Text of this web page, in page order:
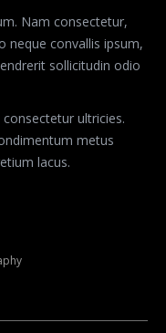
Nam consectetur,
neque convallis ipsum,
sollicitudin odio
ultricies.
metus
lacus.